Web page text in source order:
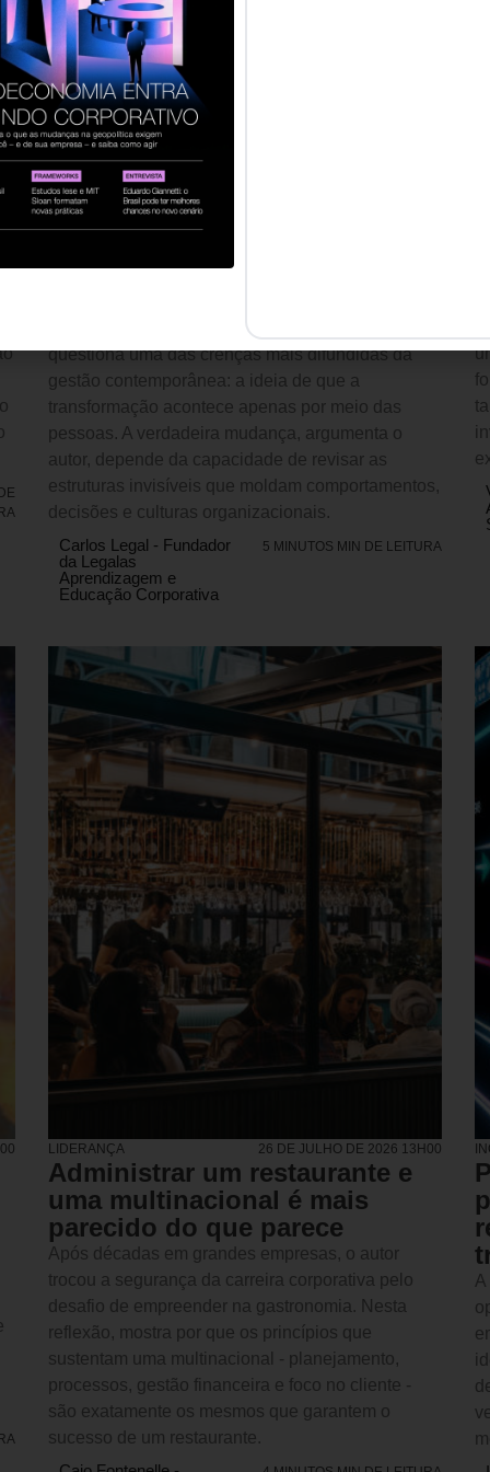
LIDERANÇA ,CULTURA
ORGANIZACIONAL
Organizações não mudam
Mudam quando os sistemas
Inspirado pelo legado de Oscar Motomura, o artigo
questiona uma das crenças mais difundidas da
gestão contemporânea: a ideia de que a
transformação acontece apenas por meio das
pessoas. A verdadeira mudança, argumenta o
autor, depende da capacidade de revisar as
estruturas invisíveis que moldam comportamentos,
decisões e culturas organizacionais.
Carlos Legal - Fundador
da Legalas
Aprendizagem e
Educação Corporativa
5 MINUTOS MIN DE LEITURA
LIDERANÇA 26 DE JULHO DE 2026 13H00
Administrar um restaurante e
uma multinacional é mais
parecido do que parece
Após décadas em grandes empresas, o autor
trocou a segurança da carreira corporativa pelo
desafio de empreender na gastronomia. Nesta
reflexão, mostra por que os princípios que
sustentam uma multinacional - planejamento,
processos, gestão financeira e foco no cliente -
são exatamente os mesmos que garantem o
sucesso de um restaurante.